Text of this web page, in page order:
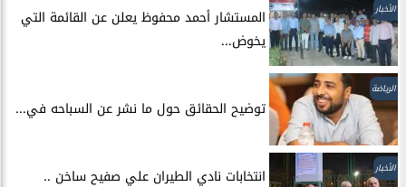
الأخبار
المستشار أحمد محفوظ يعلن عن القائمة التي
يخوض...
الرياضة
توضيح الحقائق حول ما نشر عن السباحه في...
الأخبار انتخابات نادي الطيران علي صفيح ساخن ..